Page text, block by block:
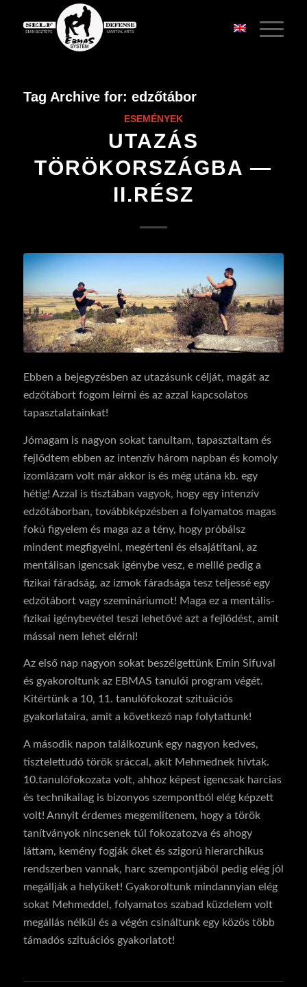
Tag Archive for: edzőtábor
ESEMÉNYEK
UTAZÁS
TÖRÖKORSZÁGBA —
II.RÉSZ
Ebben a bejegyzésben az utazásunk célját, magát az
edzőtábort fogom leírni és az azzal kapcsolatos
tapasztalatainkat!
Jómagam is nagyon sokat tanultam, tapasztaltam és
fejlődtem ebben az intenzív három napban és komoly
izomlázam volt már akkor is és még utána kb. egy
hétig! Azzal is tisztában vagyok, hogy egy intenzív
edzőtáborban, továbbképzésben a folyamatos magas
fokú figyelem és maga az a tény, hogy próbálsz
mindent megfigyelni, megérteni és elsajátítani, az
mentálisan igencsak igénybe vesz, e melllé pedig a
fizikai fáradság, az izmok fáradsága tesz teljessé egy
edzőtábort vagy szemináriumot! Maga ez a mentális-
fizikai igénybevétel teszi lehetővé azt a fejlődést, amit
mással nem lehet elérni!
Az első nap nagyon sokat beszélgettünk Emin Sifuval
és gyakoroltunk az EBMAS tanulói program végét.
Kitértünk a 10, 11. tanulófokozat szituációs
gyakorlataira, amit a következő nap folytattunk!
A második napon találkozunk egy nagyon kedves,
tisztelettudó török sráccal, akit Mehmednek hívtak.
10.tanulófokozata volt, ahhoz képest igencsak harcias
és technikailag is bizonyos szempontból elég képzett
volt! Annyit érdemes megemlítenem, hogy a török
tanítványok nincsenek túl fokozatozva és ahogy
láttam, kemény fogják őket és szigorú hierarchikus
rendszerben vannak, harc szempontjából pedig elég jól
megállják a helyüket! Gyakoroltunk mindannyian elég
sokat Mehmeddel, folyamatos szabad küzdelem volt
megállás nélkül és a végén csináltunk egy közös több
támadós szituációs gyakorlatot!